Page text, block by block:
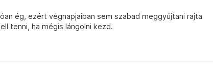
ég, ezért végnapjaiban sem szabad meggyújtani rajta
tenni, ha mégis lángolni kezd.